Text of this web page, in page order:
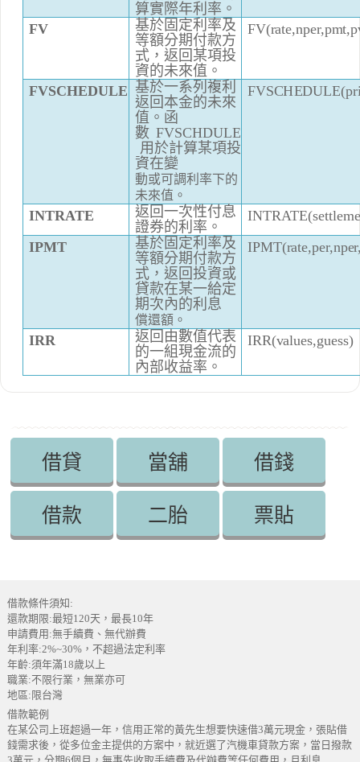
算實際年利率。
FV
基於固定利率及
等額分期付款方
式，返回某項投
資的未來值 。
FV(rate,nper,pmt,p
FVSCHEDULE 基於一系列 複利
返 回 本金的未來
值 。函
數 FVSCHDULE
用於計算某項投
資在變
動或可調利率下的
未來值 。
FVSCHEDULE(pr
INTRATE
返回一次性付息
證券的利率。
INTRATE(settleme
IPMT 基於固 定利 率及
等額分期付款方
式，返回投資或
貸款在某一給定
期次內 的利息
償還額 。
IPMT(rate,per,nper
IRR 返回由數值代表
的一組現金流的
內部收益率。
IRR(values,guess)
借貸 當舖 借錢
借款 二胎 票貼
借款條件須知:
還款期限:最短120天，最長10年
申請費用:無手續費、無代辦費
年利率:2%~30%，不超過法定利率
年齡:須年滿18歲以上
職業:不限行業，無業亦可
地區:限台灣
借款範例
在某公司上班超過一年，信用正常的黃先生想要快速借3萬元現金，張貼借
錢需求後，從多位金主提供的方案中，就近選了汽機車貸款方案，當日撥款